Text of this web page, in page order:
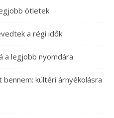
ötletek
a régi idők
a legjobb nyomdára
kültéri árnyékolásra